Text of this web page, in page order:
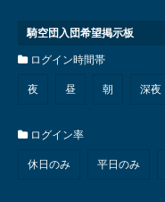
騎空団入団希望掲示板
ログイン時間帯
夜 昼 朝 深夜
ログイン率
休日のみ 平日のみ